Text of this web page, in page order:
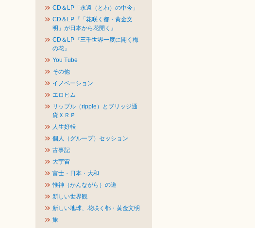
CD＆LP「永遠（とわ）の中今」
CD＆LP『「花咲く都・黄金文
明」が日本から花開く』
CD＆LP『三千世界一度に開く梅
の花』
You Tube
その他
イノベーション
エロヒム
リップル（ripple）とブリッジ通
貨ＸＲＰ
人生好転
個人（グループ）セッション
古事記
大宇宙
富士・日本・大和
惟神（かんながら）の道
新しい世界観
新しい地球、花咲く都・黄金文明
旅